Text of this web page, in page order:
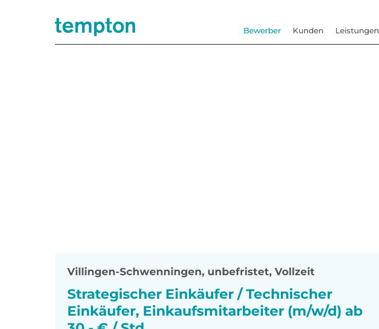
Bewerber Kunden Leistungen
Villingen-Schwenningen, unbefristet, Vollzeit
Strategischer Einkäufer / Technischer
Einkäufer, Einkaufsmitarbeiter (m/w/d) ab